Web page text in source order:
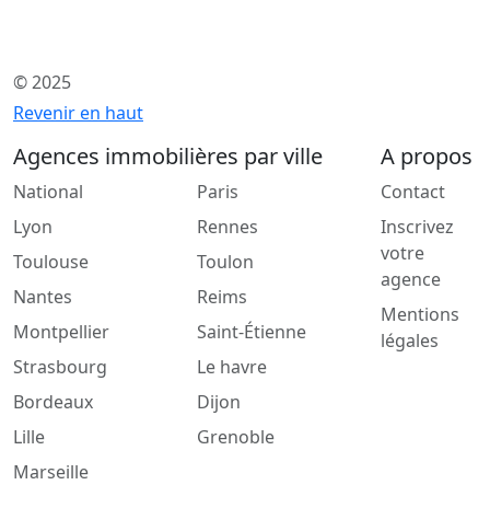
© 2025
Revenir en haut
Agences immobilières par ville
National
Lyon
Toulouse
Nantes
Montpellier
Strasbourg
Bordeaux
Lille
Marseille
Paris
Rennes
Toulon
Reims
Saint-Étienne
Le havre
Dijon
Grenoble
A propos
Contact
Inscrivez
votre
agence
Mentions
légales